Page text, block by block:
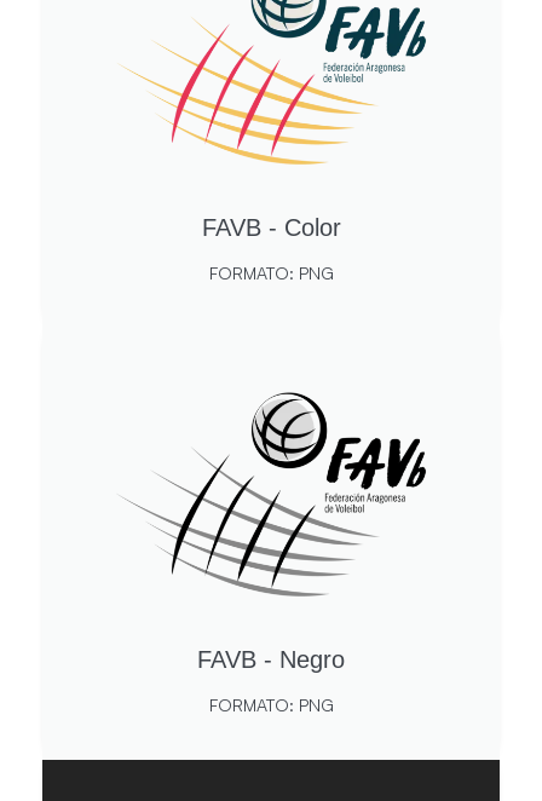
FAVB - Color
FORMATO: PNG
FAVB - Negro
FORMATO: PNG